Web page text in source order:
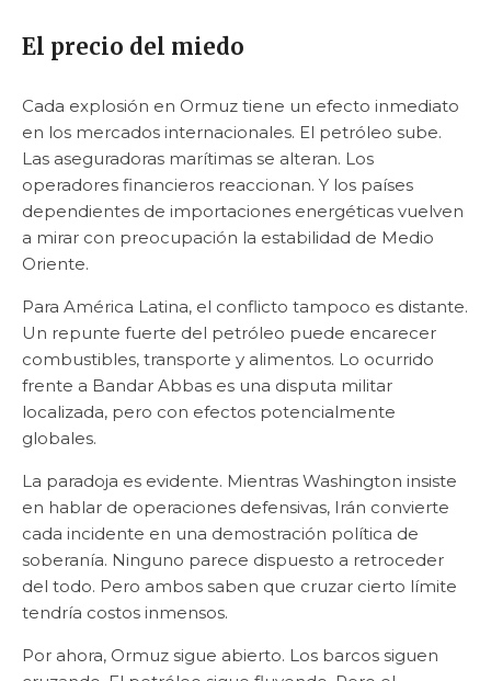
El precio del miedo
Cada explosión en Ormuz tiene un efecto inmediato
en los mercados internacionales. El petróleo sube.
Las aseguradoras marítimas se alteran. Los
operadores financieros reaccionan. Y los países
dependientes de importaciones energéticas vuelven
a mirar con preocupación la estabilidad de Medio
Oriente.
Para América Latina, el conflicto tampoco es distante.
Un repunte fuerte del petróleo puede encarecer
combustibles, transporte y alimentos. Lo ocurrido
frente a Bandar Abbas es una disputa militar
localizada, pero con efectos potencialmente
globales.
La paradoja es evidente. Mientras Washington insiste
en hablar de operaciones defensivas, Irán convierte
cada incidente en una demostración política de
soberanía. Ninguno parece dispuesto a retroceder
del todo. Pero ambos saben que cruzar cierto límite
tendría costos inmensos.
Por ahora, Ormuz sigue abierto. Los barcos siguen